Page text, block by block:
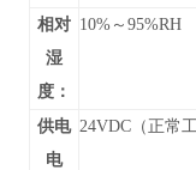
相对
湿
度：
10%～95%RH
供电
电
24VDC（正常